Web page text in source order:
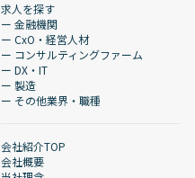
求人を探す
ー 金融機関
ー CxO・経営人材
ー コンサルティングファーム
ー DX・IT
ー 製造
ー その他業界・職種
会社紹介TOP
会社概要